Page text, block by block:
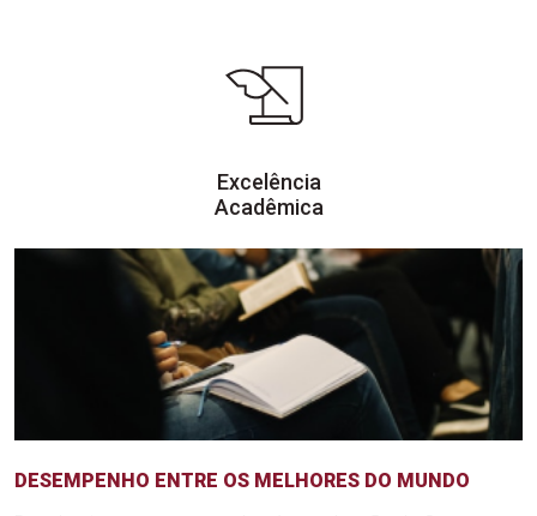
Excelência
Acadêmica
DESEMPENHO ENTRE OS MELHORES DO MUNDO